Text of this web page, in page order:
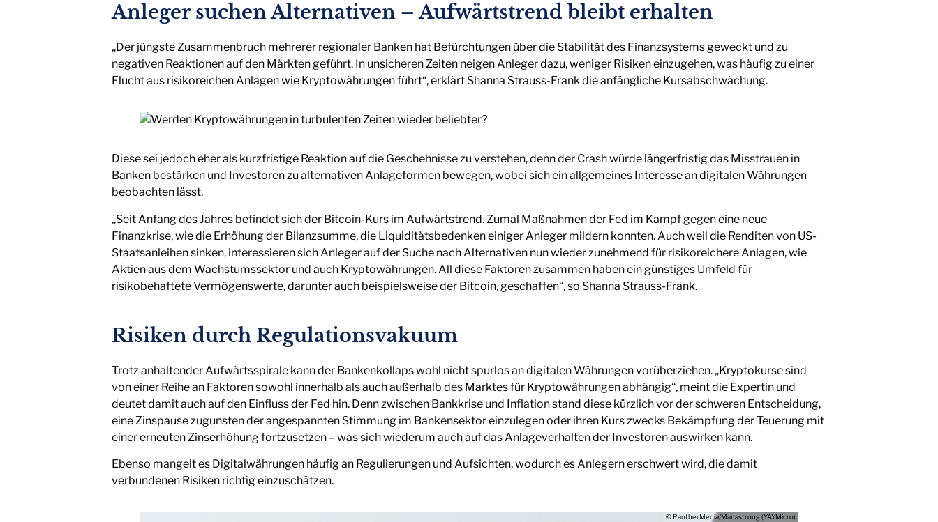
Anleger suchen Alternativen – Aufwärtstrend bleibt erhalten
„Der jüngste Zusammenbruch mehrerer regionaler Banken hat Befürchtungen über die Stabilität des Finanzsystems geweckt und zu
negativen Reaktionen auf den Märkten geführt. In unsicheren Zeiten neigen Anleger dazu, weniger Risiken einzugehen, was häufig zu einer
Flucht aus risikoreichen Anlagen wie Kryptowährungen führt“, erklärt Shanna Strauss-Frank die anfängliche Kursabschwächung.
Diese sei jedoch eher als kurzfristige Reaktion auf die Geschehnisse zu verstehen, denn der Crash würde längerfristig das Misstrauen in
Banken bestärken und Investoren zu alternativen Anlageformen bewegen, wobei sich ein allgemeines Interesse an digitalen Währungen
beobachten lässt.
„Seit Anfang des Jahres befindet sich der Bitcoin-Kurs im Aufwärtstrend. Zumal Maßnahmen der Fed im Kampf gegen eine neue
Finanzkrise, wie die Erhöhung der Bilanzsumme, die Liquiditätsbedenken einiger Anleger mildern konnten. Auch weil die Renditen von US-
Staatsanleihen sinken, interessieren sich Anleger auf der Suche nach Alternativen nun wieder zunehmend für risikoreichere Anlagen, wie
Aktien aus dem Wachstumssektor und auch Kryptowährungen. All diese Faktoren zusammen haben ein günstiges Umfeld für
risikobehaftete Vermögenswerte, darunter auch beispielsweise der Bitcoin, geschaffen“, so Shanna Strauss-Frank.
Risiken durch Regulationsvakuum
Trotz anhaltender Aufwärtsspirale kann der Bankenkollaps wohl nicht spurlos an digitalen Währungen vorüberziehen. „Kryptokurse sind
von einer Reihe an Faktoren sowohl innerhalb als auch außerhalb des Marktes für Kryptowährungen abhängig“, meint die Expertin und
deutet damit auch auf den Einfluss der Fed hin. Denn zwischen Bankkrise und Inflation stand diese kürzlich vor der schweren Entscheidung,
eine Zinspause zugunsten der angespannten Stimmung im Bankensektor einzulegen oder ihren Kurs zwecks Bekämpfung der Teuerung mit
einer erneuten Zinserhöhung fortzusetzen – was sich wiederum auch auf das Anlageverhalten der Investoren auswirken kann.
Ebenso mangelt es Digitalwährungen häufig an Regulierungen und Aufsichten, wodurch es Anlegern erschwert wird, die damit
verbundenen Risiken richtig einzuschätzen.
© PantherMedia/Manastrong (YAYMicro)